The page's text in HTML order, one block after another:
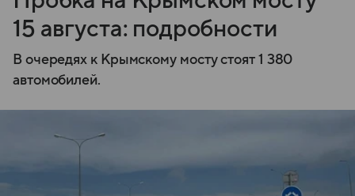
15 августа: подробности
В очередях к Крымскому мосту стоят 1 380
автомобилей.